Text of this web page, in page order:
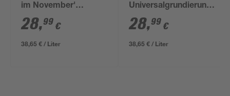
im November'
mittelgrau matt 750
ml
28,99 €
38,65 € / Liter
Universalgrundierung
transparent 750 ml
28,99 €
38,65 € / Liter